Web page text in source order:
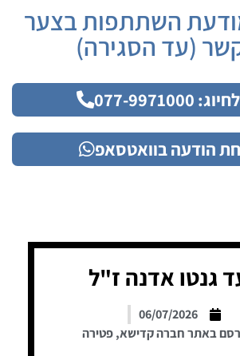
השתתפות בצער
(עד הסגירה)
9971000
הודעה בוואטסאפ
גנטו אדנה ז"ל
06/07/2026
באתר חברה קדישא,פטירה